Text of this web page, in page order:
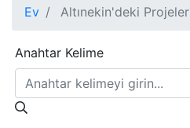
Ev Altınekin'deki Projeler
Anahtar Kelime